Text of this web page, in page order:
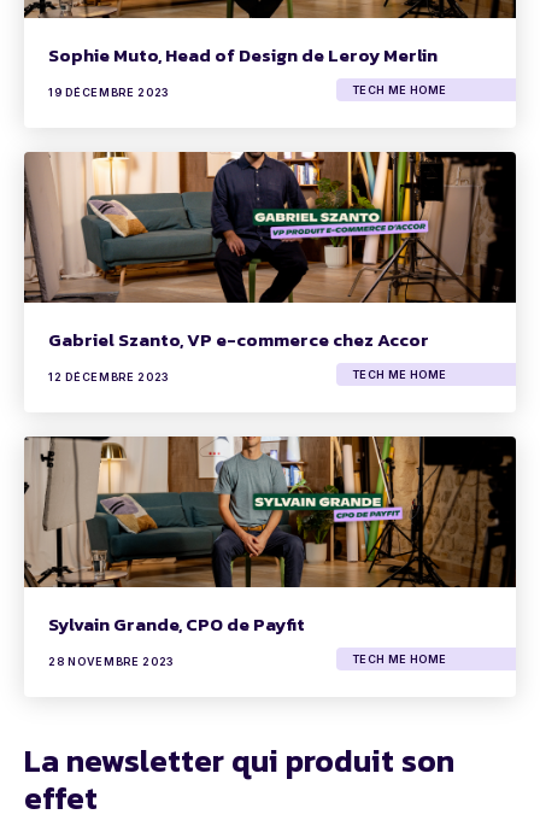
Sophie Muto, Head of Design de Leroy Merlin
19 DÉCEMBRE 2023 TECH ME HOME
Gabriel Szanto, VP e-commerce chez Accor
12 DÉCEMBRE 2023 TECH ME HOME
Sylvain Grande, CPO de Payfit
28 NOVEMBRE 2023 TECH ME HOME
La newsletter qui produit son
effet